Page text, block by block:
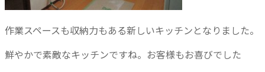
作業スペースも収納力もある新しいキッチンとなりました。
鮮やかで素敵なキッチンですね。お客様もお喜びでした